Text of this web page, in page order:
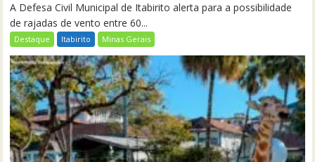
A Defesa Civil Municipal de Itabirito alerta para a possibilidade
de rajadas de vento entre 60...
Destaque Itabirito Minas Gerais